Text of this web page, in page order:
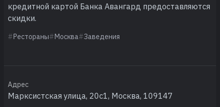
кредитной картой Банка Авангард предоставляются
скидки.
Рестораны Москва Заведения
Адрес
Марксистская улица, 20с1, Москва, 109147